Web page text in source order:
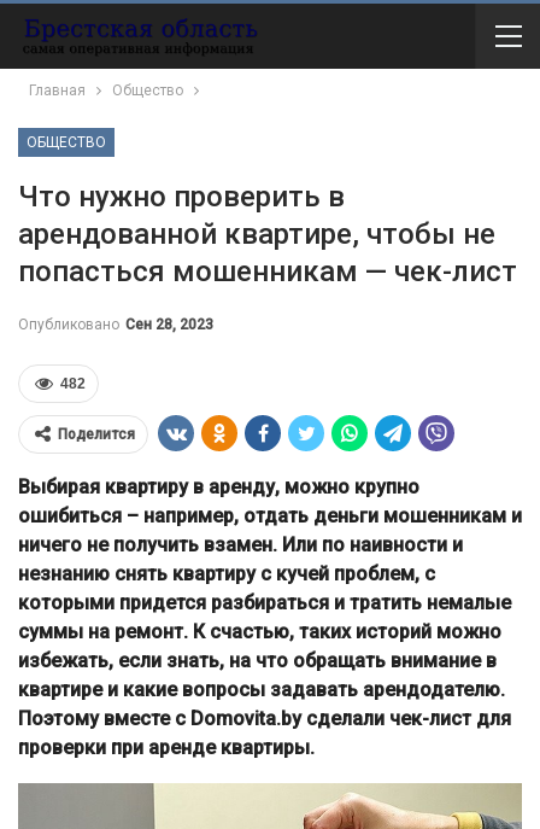
Главная Общество
ОБЩЕСТВО
Что нужно проверить в
арендованной квартире, чтобы не
попасться мошенникам — чек-лист
Опубликовано Сен 28, 2023
482
Поделится
Выбирая квартиру в аренду, можно крупно
ошибиться – например, отдать деньги мошенникам и
ничего не получить взамен. Или по наивности и
незнанию снять квартиру с кучей проблем, с
которыми придется разбираться и тратить немалые
суммы на ремонт. К счастью, таких историй можно
избежать, если знать, на что обращать внимание в
квартире и какие вопросы задавать арендодателю.
Поэтому вместе с Domovita.byсделали чек-лист для
проверки при аренде квартиры.